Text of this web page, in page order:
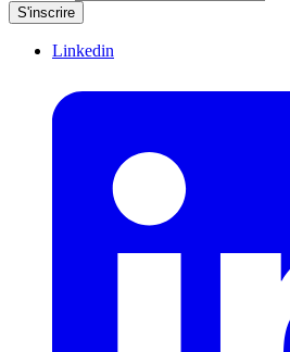
S'inscrire
Linkedin